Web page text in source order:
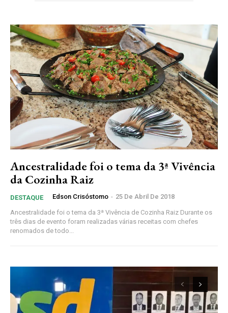
Ancestralidade foi o tema da 3ª Vivência
da Cozinha Raiz
DESTAQUE Edson Crisóstomo - 25 De Abril De 2018
Ancestralidade foi o tema da 3ª Vivência de Cozinha Raiz Durante os
três dias de evento foram realizadas várias receitas com chefes
renomados de todo...